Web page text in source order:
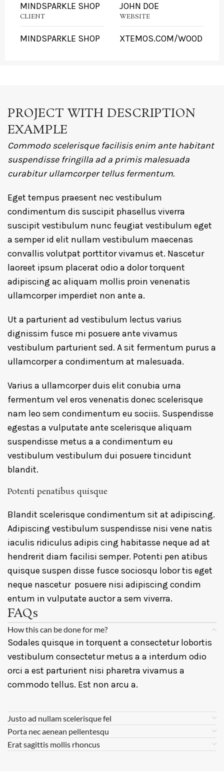
MINDSPARKLE SHOP JOHN DOE
CLIENT
MINDSPARKLE SHOP
WEBSITE
XTEMOS.COM/WOOD
PROJECT WITH DESCRIPTION
EXAMPLE
Commodo scelerisque facilisis enim ante habitant
suspendisse fringilla ad a primis malesuada
curabitur ullamcorper tellus fermentum.
Eget tempus praesent nec vestibulum
condimentum dis suscipit phasellus viverra
suscipit vestibulum nunc feugiat vestibulum eget
a semper id elit nullam vestibulum maecenas
convallis volutpat porttitor vivamus et. Nascetur
laoreet ipsum placerat odio a dolor torquent
adipiscing ac aliquam mollis proin venenatis
ullamcorper imperdiet non ante a.
Ut a parturient ad vestibulum lectus varius
dignissim fusce mi posuere ante vivamus
vestibulum parturient sed. A sit fermentum purus a
ullamcorper a condimentum at malesuada.
Varius a ullamcorper duis elit conubia urna
fermentum vel eros venenatis donec scelerisque
nam leo sem condimentum eu sociis. Suspendisse
egestas a vulputate ante scelerisque aliquam
suspendisse metus a a condimentum eu
vestibulum vestibulum dui posuere tincidunt
blandit.
Potenti penatibus quisque
Blandit scelerisque condimentum sit at adipiscing.
Adipiscing vestibulum suspendisse nisi vene natis
iaculis ridiculus adipis cing habitasse neque ad at
hendrerit diam facilisi semper. Potenti pen atibus
quisque suspen disse fusce sociosqu lobor tis eget
neque nascetur posuere nisi adipiscing condim
entum in vulputate auctor a sem viverra.
FAQs
How this can be done for me?
Sodales quisque in torquent a consectetur lobortis
vestibulum consectetur metus a a interdum odio
orci a est parturient nisi pharetra vivamus a
commodo tellus. Est non arcu a.
Justo ad nullam scelerisque fel
Porta nec aenean pellentesqu
Erat sagittis mollis rhoncus